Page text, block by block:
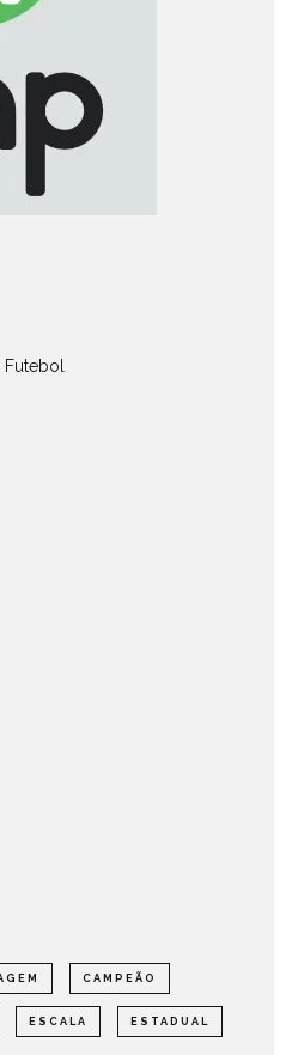
Futebol
CAMPEÃO
ESCALA ESTADUAL